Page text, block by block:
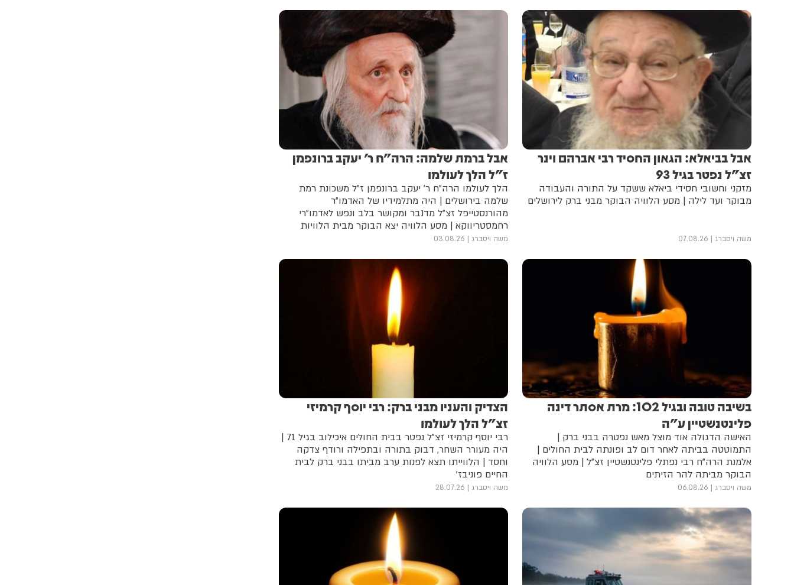
אבל בביאלא: הגאון החסיד רבי אברהם וינר
זצ"ל נפטר בגיל 93
מזקני וחשובי חסידי ביאלא ששקד על התורה והעבודה
מבוקר ועד לילה | מסע הלוויה הבוקר מבני ברק לירושלים
משה ויסברג 07.08.26
אבל ברמת שלמה: הרה"ח ר' יעקב ברונפמן
ז"ל הלך לעולמו
הלך לעולמו הרה"ח ר' יעקב ברונפמן ז"ל משכונת רמת
שלמה בירושלים | היה מתלמידיו של האדמו"ר
מהורנסטייפל זצ"ל מדנבר ומקושר בלב ונפש לאדמו"רי
רחמסטריווקא | מסע הלוויה יצא הבוקר מבית הלוויות
שמגר
משה ויסברג 03.08.26
בשיבה טובה ובגיל 102: מרת אסתר דינה
פלינטנשטיין ע"ה
האישה הדגולה אוד מוצל מאש נפטרה בבני ברק |
התמוטטה בביתה לאחר דום לב ופונתה לבית החולים |
אלמנת הרה"ח רבי נפתלי פלינטנשטיין זצ"ל | מסע הלוויה
הבוקר מביתה להר הזיתים
משה ויסברג 06.08.26
הצדיק והעניו מבני ברק: רבי יוסף קרמיזי
זצ"ל הלך לעולמו
רבי יוסף קרמיזי זצ"ל נפטר בבית החולים איכילוב בגיל 71 |
היה מעורר השחר, דבוק בתורה ובתפילה ורודף צדקה
וחסד | הלווייתו תצא לפנות ערב מביתו בבני ברק לבית
החיים פוניבז'
משה ויסברג 28.07.26